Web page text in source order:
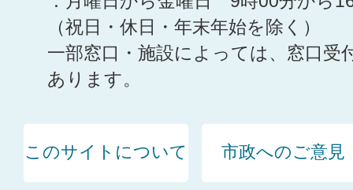
（祝日・休日・年末年始を除く）
一部窓口・施設によっては、窓口受
あります。
このサイトについて 市政へのご意見